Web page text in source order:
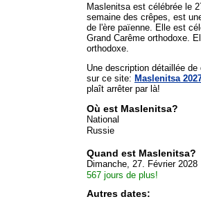
Maslenitsa est célébrée le
semaine des crêpes, est
de l'ère païenne. Elle est
Grand Carême orthodoxe.
orthodoxe.
Une description détaillée
sur ce site: Maslenitsa
plaît arrêter par là!
Où est Maslenitsa?
National
Russie
Quand est Maslenitsa?
Dimanche, 27. Février 2028
567 jours de plus!
Autres dates: